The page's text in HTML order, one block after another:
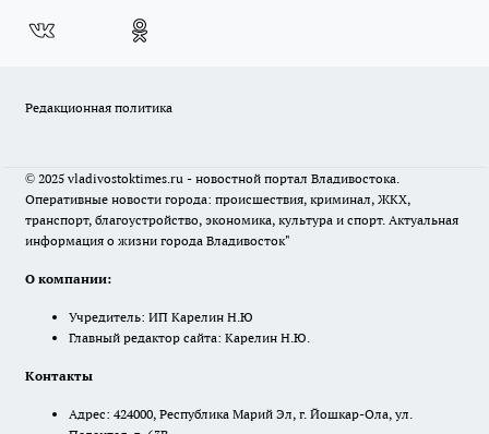
Редакционная политика
© 2025 vladivostoktimes.ru - новостной портал Владивостока.
Оперативные новости города: происшествия, криминал, ЖКХ,
транспорт, благоустройство, экономика, культура и спорт. Актуальная
информация о жизни города Владивосток"
О компании:
Учредитель: ИП Карелин Н.Ю
Главный редактор сайта: Карелин Н.Ю.
Контакты
Адрес: 424000, Республика Марий Эл, г. Йошкар-Ола, ул.